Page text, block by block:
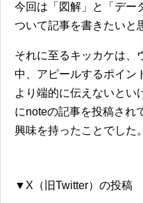
今回は「図解」と「デー
ついて記事を書きたいと
それに至るキッカケは、
中、アピールするポイン
より端的に伝えないとい
にnoteの記事を投稿され
興味を持ったことでした。
▼X（旧Twitter）の投稿